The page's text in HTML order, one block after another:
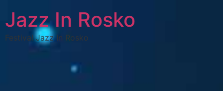
Jazz In Rosko
Festival Jazz In Rosko